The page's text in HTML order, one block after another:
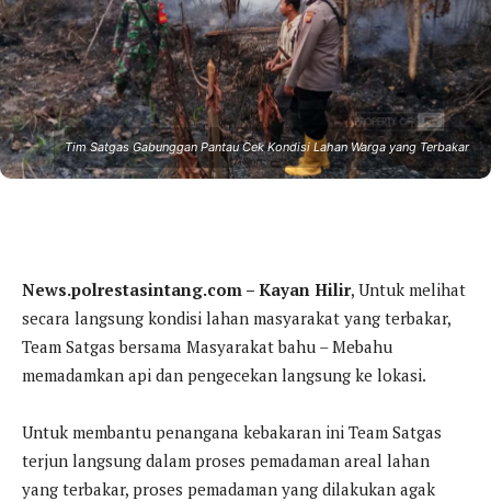
Tim Satgas Gabunggan Pantau Cek Kondisi Lahan Warga yang Terbakar
News.polrestasintang.com – Kayan Hilir, Untuk melihat
secara langsung kondisi lahan masyarakat yang terbakar,
Team Satgas bersama Masyarakat bahu – Mebahu
memadamkan api dan pengecekan langsung ke lokasi.
Untuk membantu penangana kebakaran ini Team Satgas
terjun langsung dalam proses pemadaman areal lahan
yang terbakar, proses pemadaman yang dilakukan agak